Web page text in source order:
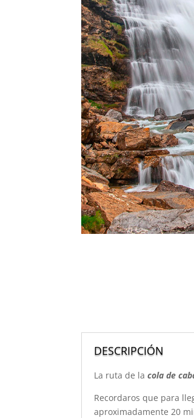
DESCRIPCIÓN
La ruta de lacola de
Recordaros que para
aproximadamente 20